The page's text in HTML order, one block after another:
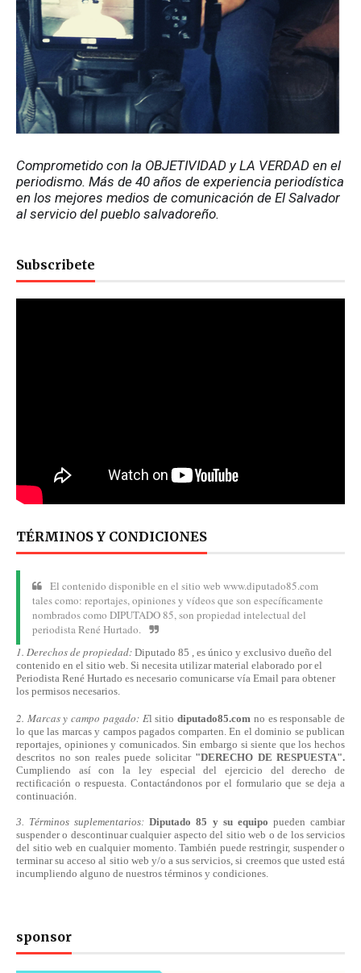
Comprometido con la OBJETIVIDAD y LA VERDAD en el
periodismo. Más de 40 años de experiencia periodística
en los mejores medios de comunicación de El Salvador
al servicio del pueblo salvadoreño.
Subscribete
TÉRMINOS Y CONDICIONES
El contenido disponible en el sitio web www.diputado85.com
tales como: reportajes, opiniones y vídeos que son específicamente
nombrados como DIPUTADO 85, son propiedad intelectual del
periodista René Hurtado.
1. Derechos de propiedad: Diputado 85 , es único y exclusivo dueño del
contenido en el sitio web. Si necesita utilizar material elaborado por el
Periodista René Hurtado es necesario comunicarse vía Email para obtener
los permisos necesarios.
2. Marcas y campo pagado: El sitiodiputado85.com no es responsable de
lo que las marcas y campos pagados comparten. En el dominio se publican
reportajes, opiniones y comunicados. Sin embargo si siente que los hechos
descritos no son reales puede solicitar "DERECHO DE RESPUESTA".
Cumpliendo asícon la ley especial del ejercicio del derecho de
rectificación o respuesta. Contactándonospor el formulario que se deja a
continuación.
3. Términos suplementarios:Diputado 85 y su equipo pueden cambiar
suspender o descontinuar cualquier aspecto del sitio web o de los servicios
del sitio web en cualquier momento. También puede restringir, suspender o
terminar su acceso al sitio web y/o a sus servicios, si creemos que usted está
incumpliendo alguno de nuestros términos y condiciones.
sponsor